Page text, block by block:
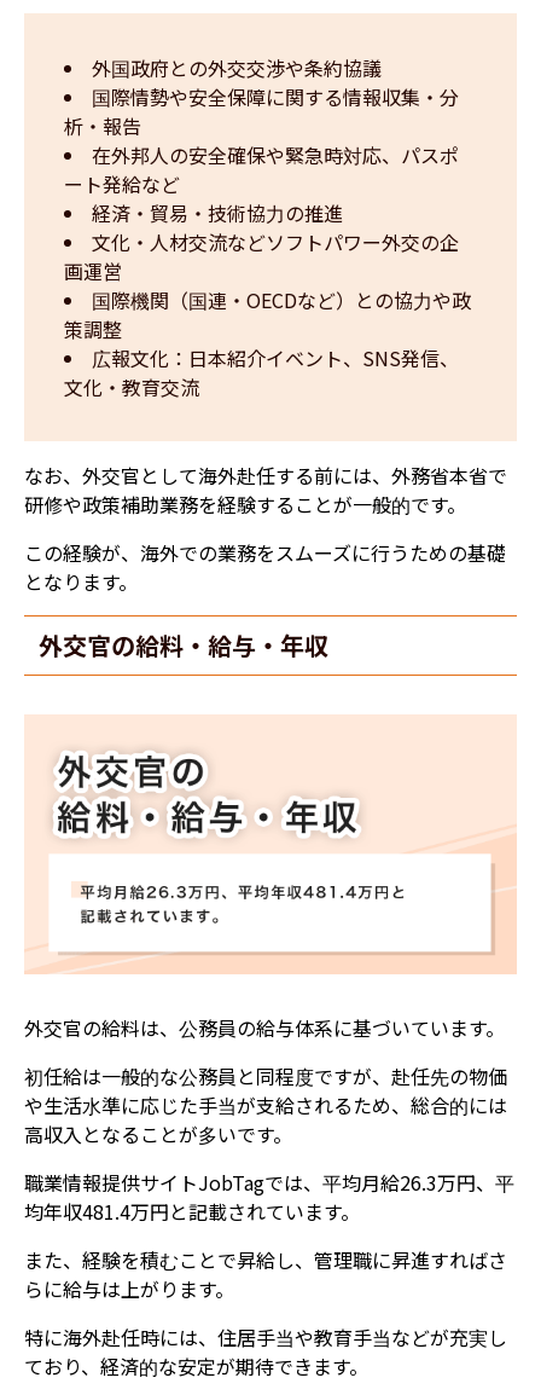
外国政府との外交交渉や条約協議
国際情勢や安全保障に関する情報収集・分
析・報告
在外邦人の安全確保や緊急時対応、パスポ
ート発給など
経済・貿易・技術協力の推進
文化・人材交流などソフトパワー外交の企
画運営
国際機関（国連・OECDなど）との協力や政
策調整
広報文化：日本紹介イベント、SNS発信、
文化・教育交流
なお、外交官として海外赴任する前には、外務省本省で
研修や政策補助業務を経験することが一般的です。
この経験が、海外での業務をスムーズに行うための基礎
となります。
外交官の給料・給与・年収
外交官の給料は、公務員の給与体系に基づいています。
初任給は一般的な公務員と同程度ですが、赴任先の物価
や生活水準に応じた手当が支給されるため、総合的には
高収入となることが多いです。
職業情報提供サイトJobTagでは、平均月給26.3万円、平
均年収481.4万円と記載されています。
また、経験を積むことで昇給し、管理職に昇進すればさ
らに給与は上がります。
特に海外赴任時には、住居手当や教育手当などが充実し
ており、経済的な安定が期待できます。